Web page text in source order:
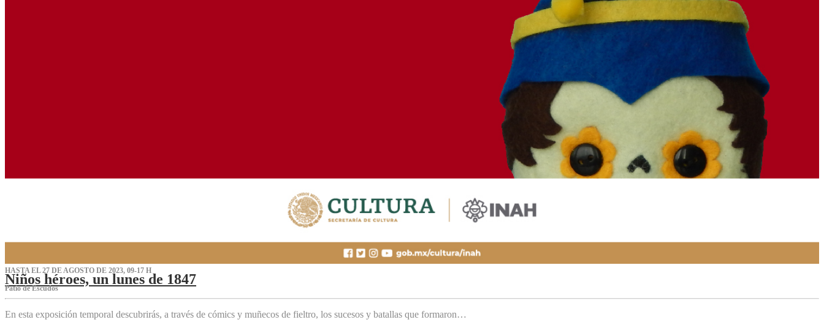
HASTA EL 27 DE AGOSTO DE 2023, 09-17 H
Niños héroes, un lunes de 1847
Patio de Escudos
En esta exposición temporal descubrirás, a través de cómics y muñecos de fieltro, los sucesos y batallas que formaron…